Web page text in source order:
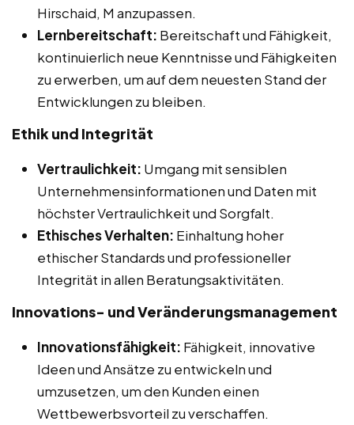
Hirschaid, M anzupassen.
Lernbereitschaft: Bereitschaft und Fähigkeit,
kontinuierlich neue Kenntnisse und Fähigkeiten
zu erwerben, um auf dem neuesten Stand der
Entwicklungen zu bleiben.
Ethik und Integrität
Vertraulichkeit: Umgang mit sensiblen
Unternehmensinformationen und Daten mit
höchster Vertraulichkeit und Sorgfalt.
Ethisches Verhalten: Einhaltung hoher
ethischer Standards und professioneller
Integrität in allen Beratungsaktivitäten.
Innovations- und Veränderungsmanagement
Innovationsfähigkeit: Fähigkeit, innovative
Ideen und Ansätze zu entwickeln und
umzusetzen, um den Kunden einen
Wettbewerbsvorteil zu verschaffen.